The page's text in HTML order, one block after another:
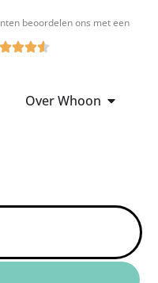
beoordelen ons met een
Over Whoon